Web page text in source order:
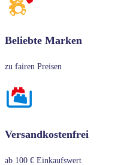
Beliebte Marken
zu fairen Preisen
Versandkostenfrei
ab 100 € Einkaufswert